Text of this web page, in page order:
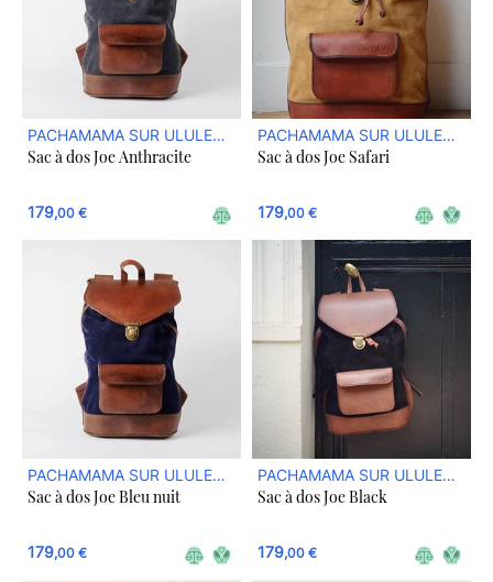
PACHAMAMA SUR ULULE
BOUTIQUE
Sac à dos Joe Anthracite
179,00 €
PACHAMAMA SUR ULULE
BOUTIQUE
Sac à dos Joe Safari
179,00 €
PACHAMAMA SUR ULULE
BOUTIQUE
Sac à dos Joe Bleu nuit
179,00 €
PACHAMAMA SUR ULULE
BOUTIQUE
Sac à dos Joe Black
179,00 €